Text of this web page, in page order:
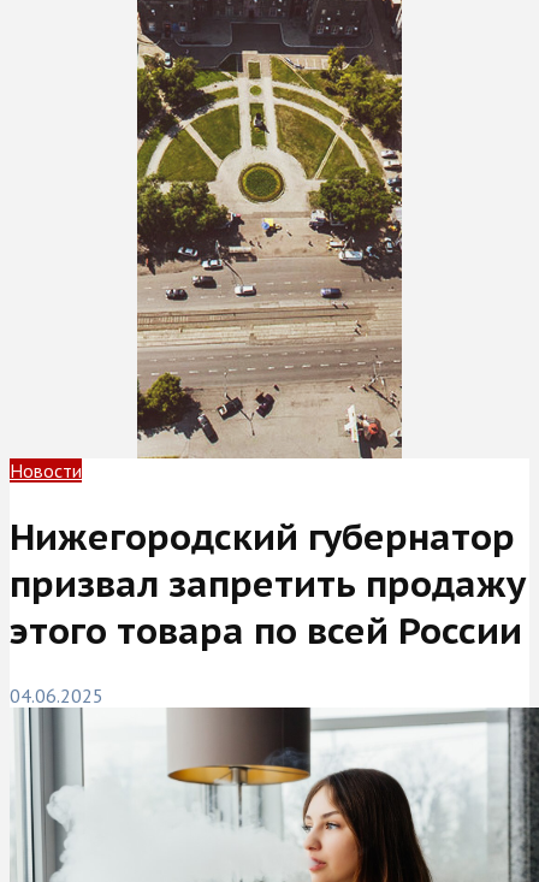
Новости
Нижегородский губернатор
призвал запретить продажу
этого товара по всей России
04.06.2025